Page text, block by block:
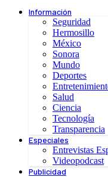
Información
Seguridad
Hermosillo
México
Sonora
Mundo
Deportes
Salud
Ciencia
Tecnología
Transparencia
Especiales
Entrevistas
Videopodcast
Publicidad